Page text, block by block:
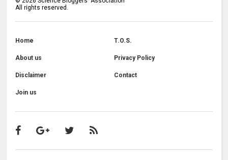
All rights reserved.
Home T.O.S.
About us Privacy Policy
Disclaimer Contact
Join us